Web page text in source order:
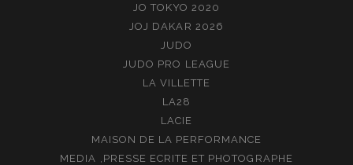
JO TOKYO 2020
JOJ DAKAR 2026
JUDO
JUDO PRO LEAGUE
LA VILLETTE
LA28
LACIE
MAISON DE LA PERFORMANCE
MEDIA ,PRESSE ECRITE ET PHOTOGRAPHE